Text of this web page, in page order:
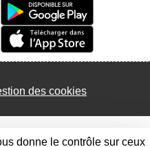
des cookies
donne le contrôle sur ceux